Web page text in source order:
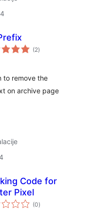
(2ukupna
ocijena
)
to remove the
on archive page
Code for
Pixel
(0ukupna
ocijena
)